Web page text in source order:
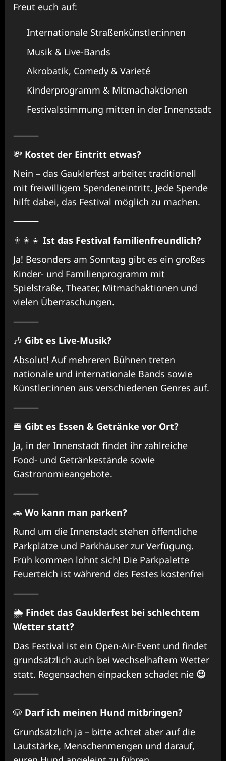
Freut euch auf:
Internationale Straßenkünstler:innen
Musik & Live-Bands
Akrobatik, Comedy & Varieté
Kinderprogramm & Mitmachaktionen
Festivalstimmung mitten in der Innenstadt
⸻
💸 Kostet der Eintritt etwas?
Nein – das Gauklerfest arbeitet traditionell
mit freiwilligem Spendeneintritt. Jede Spende
hilft dabei, das Festival möglich zu machen.
⸻
👨‍👩‍👧 Ist das Festival familienfreundlich?
Ja! Besonders am Sonntag gibt es ein großes
Kinder- und Familienprogramm mit
Spielstraße, Theater, Mitmachaktionen und
vielen Überraschungen.
⸻
🎶 Gibt es Live-Musik?
Absolut! Auf mehreren Bühnen treten
nationale und internationale Bands sowie
Künstler:innen aus verschiedenen Genres auf.
⸻
🍔 Gibt es Essen & Getränke vor Ort?
Ja, in der Innenstadt findet ihr zahlreiche
Food- und Getränkestände sowie
Gastronomieangebote.
⸻
🚗 Wo kann man parken?
Rund um die Innenstadt stehen öffentliche
Parkplätze und Parkhäuser zur Verfügung.
Früh kommen lohnt sich! Die Parkpalette
Feuerteich ist während des Festes kostenfrei
⸻
🌦️ Findet das Gauklerfest bei schlechtem
Wetter statt?
Das Festival ist ein Open-Air-Event und findet
grundsätzlich auch bei wechselhaftem Wetter
statt. Regensachen einpacken schadet nie 😉
⸻
🐶 Darf ich meinen Hund mitbringen?
Grundsätzlich ja – bitte achtet aber auf die
Lautstärke, Menschenmengen und darauf,